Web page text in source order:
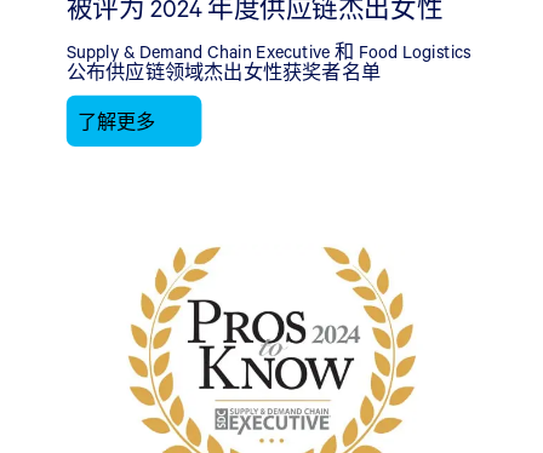
被评为 2024 年度供应链杰出女性
Supply & Demand Chain Executive 和 Food Logistics
公布供应链领域杰出女性获奖者名单
了解更多